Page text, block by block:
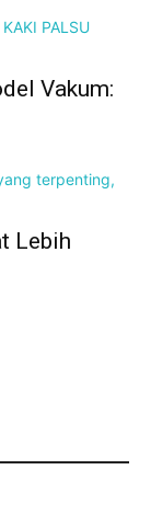
Vakum:
Lebih